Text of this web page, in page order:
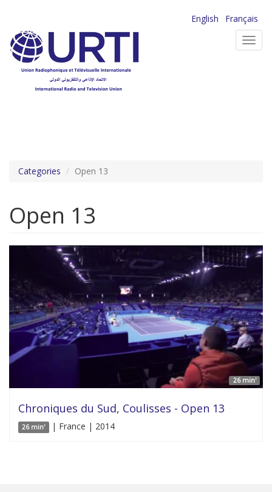
contenu
principal
English
Français
Categories Open 13
Open 13
26 min'
Chroniques du Sud, Coulisses - Open 13
26 min' | France | 2014